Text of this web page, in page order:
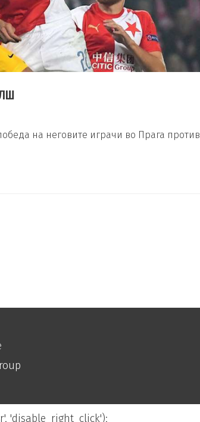
на неговите играчи во Прага против
'disable_right_click');